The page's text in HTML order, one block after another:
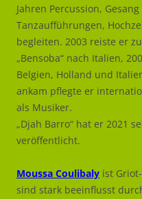
Jahren Percussion,
Tanzaufführungen,
begleiten. 2003 reiste er
„Bensoba“ nach Italien,
Belgien, Holland und
ankam pflegte er
als Musiker.
„Djah Barro“ hat er 2021
veröffentlicht.
Moussa Coulibaly ist
sind stark beeinflusst